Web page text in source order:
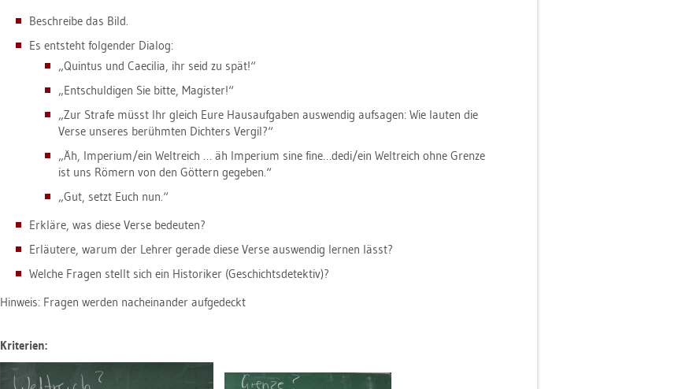
Be­schrei­be das Bild.
Es ent­steht fol­gen­der Dia­log:
„Quin­tus und Cae­ci­lia, ihr seid zu spät!“
„Ent­schul­di­gen Sie bitte, Ma­gis­ter!“
„Zur Stra­fe müsst Ihr gleich Eure Haus­auf­ga­ben aus­wen­dig auf­sa­gen: Wie lau­ten die
Verse un­se­res be­rühm­ten Dich­ters Ver­gil?“
„Äh, Im­pe­ri­um/ein Welt­reich … äh Im­pe­ri­um sine fine…dedi/ein Welt­reich ohne Gren­ze
ist uns Rö­mern von den Göt­tern ge­ge­ben.“
„Gut, setzt Euch nun.“
Er­klä­re, was diese Verse be­deu­ten?
Er­läu­te­re, warum der Leh­rer ge­ra­de diese Verse aus­wen­dig ler­nen lässt?
Wel­che Fra­gen stellt sich ein His­to­ri­ker (Ge­schichts­de­tek­tiv)?
Hin­weis: Fra­gen wer­den nach­ein­an­der auf­ge­deckt
Kri­te­ri­en: